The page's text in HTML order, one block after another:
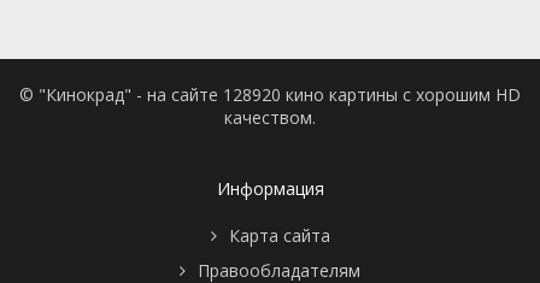
© "Кинокрад" - на сайте 128920 кино картины с хорошим HD
качеством.
Информация
Карта сайта
Правообладателям